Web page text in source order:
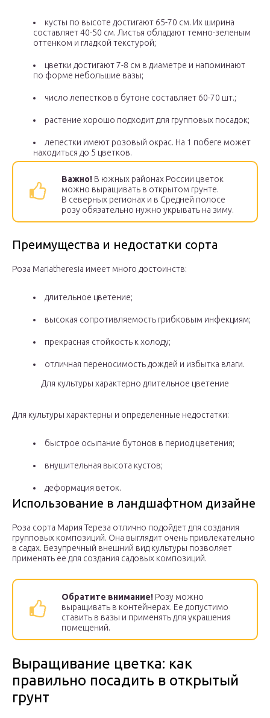
кусты по высоте достигают 65-70 см. Их ширина
составляет 40-50 см. Листья обладают темно-зеленым
оттенком и гладкой текстурой;
цветки достигают 7-8 см в диаметре и напоминают
по форме небольшие вазы;
число лепестков в бутоне составляет 60-70 шт.;
растение хорошо подходит для групповых посадок;
лепестки имеют розовый окрас. На 1 побеге может
находиться до 5 цветков.
Важно! В южных районах России цветок
можно выращивать в открытом грунте.
В северных регионах и в Средней полосе
розу обязательно нужно укрывать на зиму.
Преимущества и недостатки сорта
Роза Mariatheresia имеет много достоинств:
длительное цветение;
высокая сопротивляемость грибковым инфекциям;
прекрасная стойкость к холоду;
отличная переносимость дождей и избытка влаги.
Для культуры характерно длительное цветение
Для культуры характерны и определенные недостатки:
быстрое осыпание бутонов в период цветения;
внушительная высота кустов;
деформация веток.
Использование в ландшафтном дизайне
Роза сорта Мария Тереза отлично подойдет для создания
групповых композиций. Она выглядит очень привлекательно
в садах. Безупречный внешний вид культуры позволяет
применять ее для создания садовых композиций.
Обратите внимание! Розу можно
выращивать в контейнерах. Ее допустимо
ставить в вазы и применять для украшения
помещений.
Выращивание цветка: как
правильно посадить в открытый
грунт